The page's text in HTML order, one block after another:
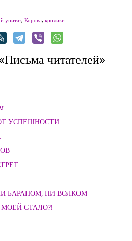
унитаз, Корова, кролики
читателей»
УСПЕШНОСТИ
БАРАНОМ, НИ ВОЛКОМ
СТАЛО?!